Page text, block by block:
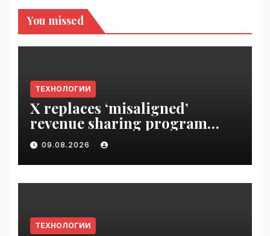
You missed
ТЕХНОЛОГИИ
X replaces ‘misaligned’
revenue sharing program
with Original Content
Rewards | VseTime.ru
09.08.2026
ТЕХНОЛОГИИ